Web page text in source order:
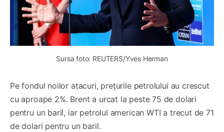
Sursa foto: REUTERS/Yves Herman
Pe fondul noilor atacuri, prețurile petrolului au crescut
cu aproape 2%. Brent a urcat la peste 75 de dolari
pentru un baril, iar petrolul american WTI a trecut de 71
de dolari pentru un baril.